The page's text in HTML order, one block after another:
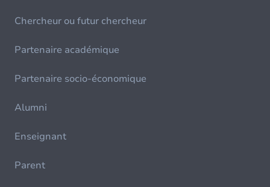
Chercheur ou futur chercheur
Partenaire académique
Partenaire socio-économique
Alumni
Enseignant
Parent